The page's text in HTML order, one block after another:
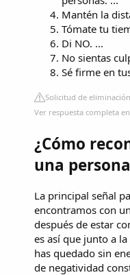
Mantén la
Tómate tu
Di NO. ...
No sientas
Sé firme en
Solicitud de eliminación
Ver respuesta completa
¿Cómo
una
La principal señal
encontramos con
después de estar
es así que junto a
has quedado sin
de negatividad